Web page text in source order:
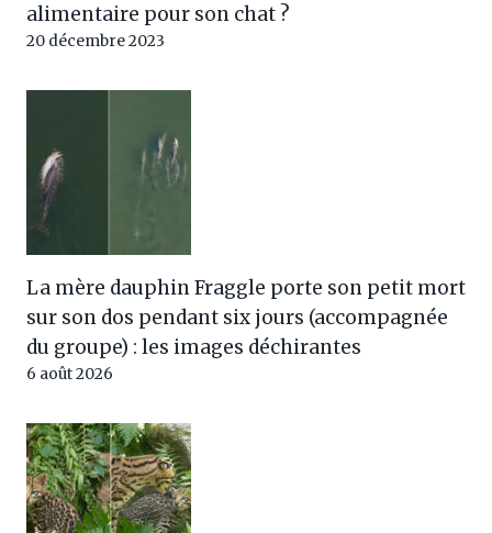
alimentaire pour son chat ?
20 décembre 2023
La mère dauphin Fraggle porte son petit mort
sur son dos pendant six jours (accompagnée
du groupe) : les images déchirantes
6 août 2026